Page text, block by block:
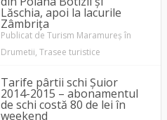
Lăschia, apoi la lacurile
Zâmbrița
Publicat de Turism Maramureș în
Drumetii, Trasee turistice
Tarife pârtii schi Șuior
2014-2015 – abonamentul
de schi costă 80 de lei în
weekend